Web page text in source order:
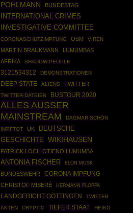
POHLMANN
BUNDESTAG
INTERNATIONAL CRIMES
INVESTIGATIVE COMMITTEE
CORONASCHUTZIMPFUNG OSM VIREN
MARTIN BRAUKMANN
LUMUMBAS
AFRIKA
SHADOW PEOPLE
3121534312 DEMONSTRATIONEN
DEEP STATE ALIENS TWITTER
TWITTER-DATEIEN BUSTOUR 2020
ALLES AUSSER
MAINSTREAM
DAGMAR SCHÖN
IMPFTOT
UK
DEUTSCHE
GESCHICHTE
WIKIHAUSEN
PATRICK LOCH OTIENO LUMUMBA
ANTONIA FISCHER ELON MUSK
BUNDESWEHR
CORONA IMPFUNG
CHRISTOF MISERÉ
HERMANN PLOPPA
LANDGERICHT GÖTTINGEN
TWITTER
AKTEN
CRYPTIC TIEFER STAAT
HEIKO